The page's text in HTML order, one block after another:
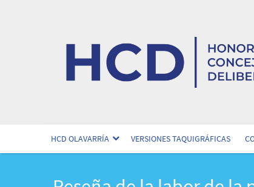
HCD OLAVARRÍA VERSIONES TAQUIGRÁFICAS